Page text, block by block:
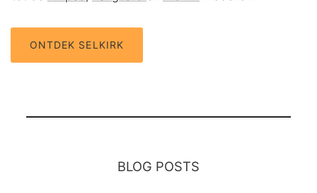
ONTDEK SELKIRK
BLOG POSTS